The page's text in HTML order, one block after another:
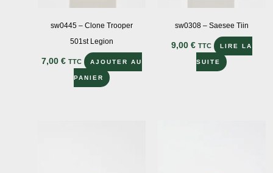
sw0445 – Clone Trooper
501st Legion
7,00 € TTC AJOUTER AU
PANIER
sw0308 – Saesee Tiin
9,00 € TTC LIRE LA
SUITE